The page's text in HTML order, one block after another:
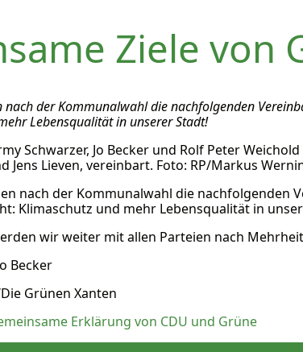
Ziele von
nach der Kommunalwahl die nachfolgenden
Lebensqualität in unserer Stadt!
Schwarzer, Jo Becker und Rolf Peter
Jens Lieven, vereinbart. Foto: RP/Markus
nach der Kommunalwahl die nachfolgenden
Klimaschutz und mehr Lebensqualität in
wir weiter mit allen Parteien nach
Becker
Grünen Xanten
Erklärung von CDU und Grüne